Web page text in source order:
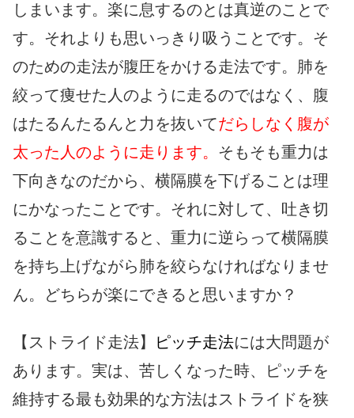
しまいます。楽に息するのとは真逆のことで
す。それよりも思いっきり吸うことです。そ
のための走法が腹圧をかける走法です。肺を
絞って痩せた人のように走るのではなく、腹
はたるんたるんと力を抜いてだらしなく腹が
太った人のように走ります。 そもそも重力は
下向きなのだから、横隔膜を下げることは理
にかなったことです。それに対して、吐き切
ることを意識すると、重力に逆らって横隔膜
を持ち上げながら肺を絞らなければなりませ
ん。どちらが楽にできると思いますか？
【ストライド走法】 ピッチ走法には大問題が
あります。実は、苦しくなった時、ピッチを
維持する最も効果的な方法はストライドを狭